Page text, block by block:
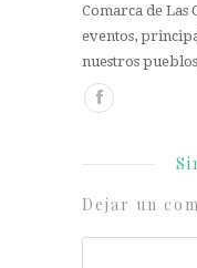
Comarca de Las
eventos,
nuestros
Dejar un